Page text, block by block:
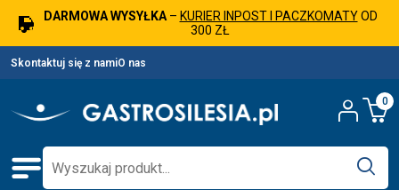
DARMOWA WYSYŁKA– KURIER INPOST I PACZKOMATYOD
300 ZŁ
Skontaktuj się z namiO nas
0